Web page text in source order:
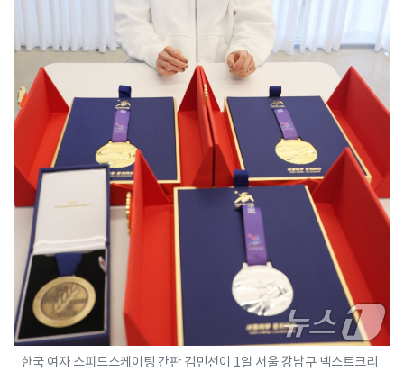
한국 여자 스피드스케이팅 간판 김민선이 1일 서울 강남구 넥스트크리